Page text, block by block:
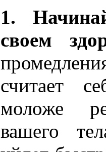
1.
своем
считает
моложе
вашего